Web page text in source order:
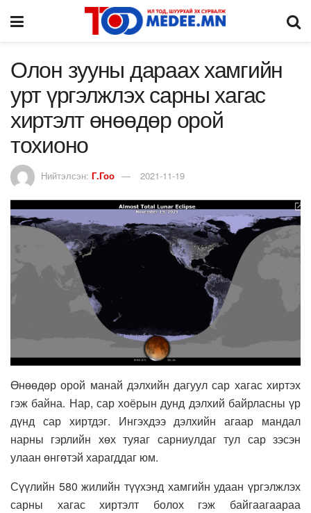
Олон зууны дараах хамгийн
урт үргэлжлэх сарны хагас
хиртэлт өнөөдөр орой
тохионо
Нийтэлсэн: Г.Гоо 2021-11-19
Өнөөдөр орой манай дэлхийн дагуул сар хагас хиртэх
гэж байна. Нар, сар хоёрын дунд дэлхий байрласны үр
дүнд сар хиртдэг. Ингэхдээ дэлхийн агаар мандал
нарны гэрлийн хөх туяаг сарниулдаг тул сар зэсэн
улаан өнгөтэй харагддаг юм.
Сүүлийн 580 жилийн түүхэнд хамгийн удаан үргэлжлэх
сарны хагас хиртэлт болох гэж байгаагаараа